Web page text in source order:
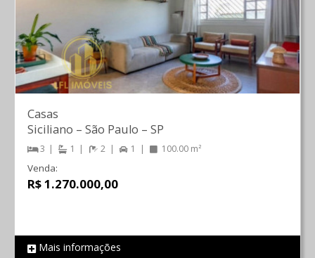
REF 813
Casas
Siciliano – São Paulo – SP
3 1 2 1 100.00 m²
Venda:
R$ 1.270.000,00
Mais informações